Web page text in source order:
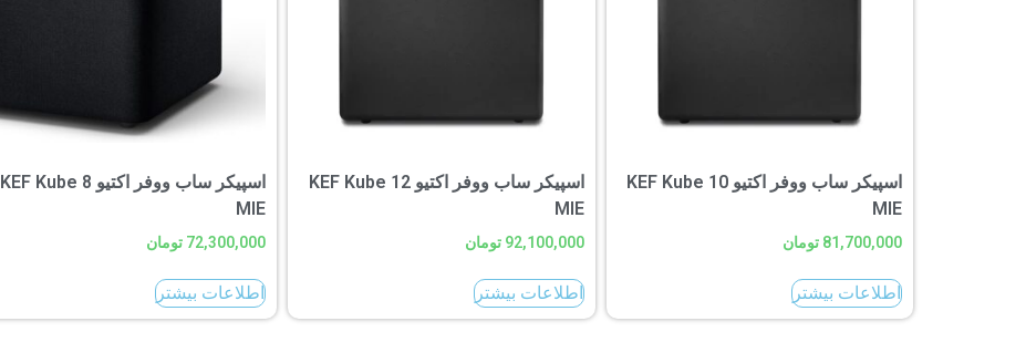
اسپیکر ساب ووفر اکتیو KEF Kube 10
MIE
81,700,000 تومان
اطلاعات بیشتر
اسپیکر ساب ووفر اکتیو KEF Kube 12
MIE
92,100,000 تومان
اطلاعات بیشتر
اسپیکر ساب ووفر اکتیو KEF Kube 8
MIE
72,300,000 تومان
اطلاعات بیشتر